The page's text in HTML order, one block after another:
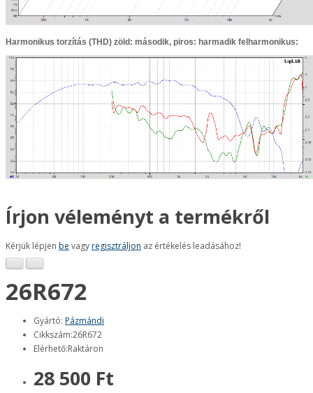
Harmonikus torzítás (THD) zöld: második, piros: harmadik felharmonikus:
Írjon véleményt a termékről
Kérjük lépjen be vagyregisztráljon az értékelés leadásához!
26R672
Gyártó: Pázmándi
Cikkszám:26R672
Elérhető:Raktáron
28 500 Ft